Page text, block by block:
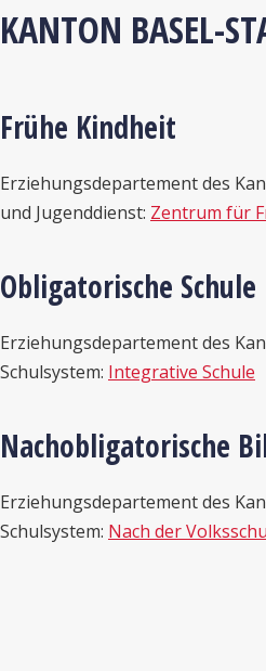
KANTON BASEL-
Frühe Kindheit
Erziehungsdepartement des
und Jugenddienst: Zentrum für
Obligatorische Schule
Erziehungsdepartement des
Schulsystem: Integrative Schule
Nachobligatorische
Erziehungsdepartement des
Schulsystem: Nach der